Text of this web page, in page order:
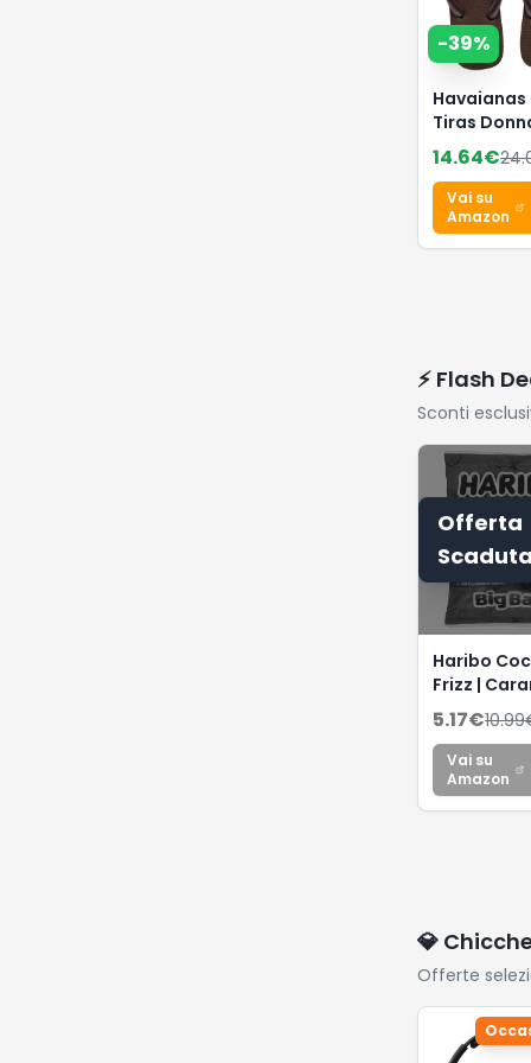
-39%
Havaianas
Tiras
Infradito
14.64€
Vai su
Amazon
⚡ Flash
Sconti
Offerta
Scaduta
Haribo
Frizz |
Gommose
Frizzanti,
Frutta,
Feste, 1 Kg
5.17€10.99
Vai su
Amazon
💎
Offerte